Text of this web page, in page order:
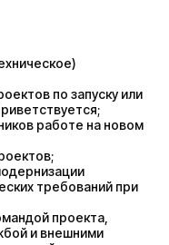
по запуску или
работе на новом
требований при
проекта,
и внешними